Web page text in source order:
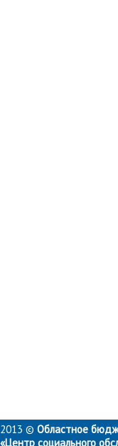
2013 © Областное
«Центр социального